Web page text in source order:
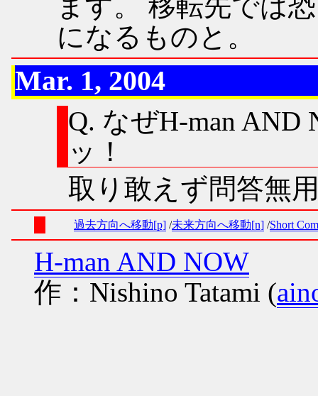
になるものと。
Mar. 1, 2004
Q. なぜH-man
ッ！
取り敢えず問答無
過去方向へ移動[p] 未来方向へ移動[n] Short
H-man AND NOW
作：Nishino Tatami (